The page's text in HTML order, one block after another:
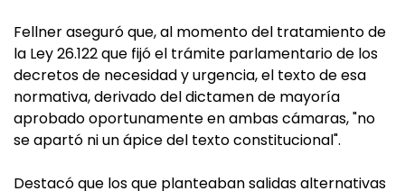
Fellner aseguró que, al momento del tratamiento de
la Ley 26.122 que fijó el trámite parlamentario de los
decretos de necesidad y urgencia, el texto de esa
normativa, derivado del dictamen de mayoría
aprobado oportunamente en ambas cámaras, "no
se apartó ni un ápice del texto constitucional".
Destacó que los que planteaban salidas alternativas